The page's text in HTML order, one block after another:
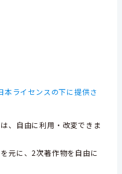
本ライセンスの下に提供さ
、自由に利用・改変できま
元に、2次著作物を自由に